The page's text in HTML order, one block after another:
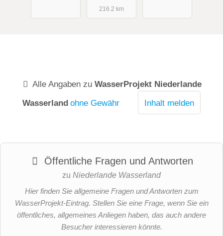
wie Wissen
216.2 km
Alle Angaben zuWasserProjekt Niederlande
Wasserland ohne Gewähr Inhalt melden
Öffentliche Fragen und Antworten
zu Niederlande Wasserland
Hier finden Sie allgemeine Fragen und Antworten zum
WasserProjekt-Eintrag. Stellen Sie eine Frage, wenn Sie ein
öffentliches, allgemeines Anliegen haben, das auch andere
Besucher interessieren könnte.